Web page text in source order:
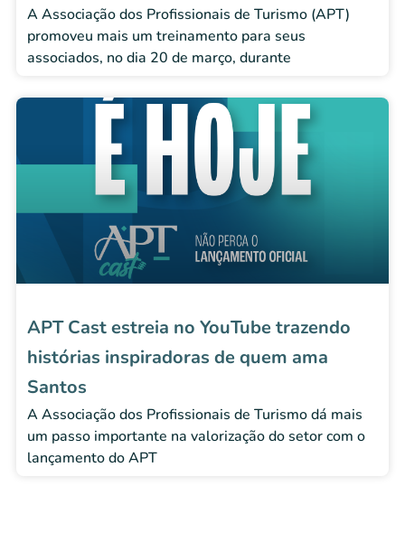
A Associação dos Profissionais de Turismo (APT)
promoveu mais um treinamento para seus
associados, no dia 20 de março, durante
APT Cast estreia no YouTube trazendo
histórias inspiradoras de quem ama
Santos
A Associação dos Profissionais de Turismo dá mais
um passo importante na valorização do setor com o
lançamento do APT